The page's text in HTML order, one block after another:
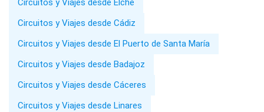
Circuitos y Viajes desde Elche
Circuitos y Viajes desde Cádiz
Circuitos y Viajes desde El Puerto de Santa María
Circuitos y Viajes desde Badajoz
Circuitos y Viajes desde Cáceres
Circuitos y Viajes desde Linares